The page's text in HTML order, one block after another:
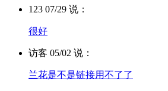
123 07/29 说：
很好
访客 05/02 说：
兰花是不是链接用不了了